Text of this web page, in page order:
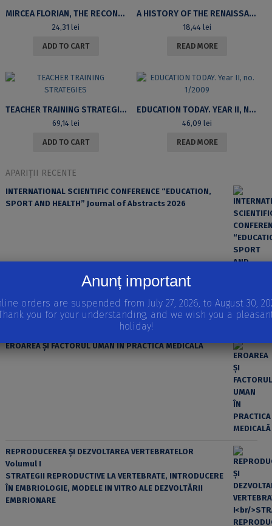
MIRCEA FLORIAN, THE RECONSTRUCTION OF DATUM AND THE IDEA OF RECESIVITY
24,31 lei
ADD TO CART
A HISTORY OF THE RENAISSANCE LOGICS. A GENERAL PLAN. VOL 1
18,44 lei
READ MORE
TEACHER TRAINING STRATEGIES
69,14 lei
ADD TO CART
EDUCATION TODAY. YEAR II, NO. 1/2009
46,09 lei
READ MORE
APARIȚII RECENTE
INTERNATIONAL SCIENTIFIC CONFERENCE “EDUCATION,
SPORT AND HEALTH” Journal of Abstracts 2026
EROAREA ȘI FACTORUL UMAN ÎN PRACTICA MEDICALĂ
REPRODUCEREA ȘI DEZVOLTAREA VERTEBRATELOR
Volumul I
STRATEGII REPRODUCTIVE LA VERTEBRATE, INTRODUCERE
ÎN EMBRIOLOGIE, MODELE IN VITRO ALE DEZVOLTĂRII
EMBRIONARE
Anunț important
orders are suspended from July 27, 2026, to August 30,
you for your understanding, and we wish you a
holiday!